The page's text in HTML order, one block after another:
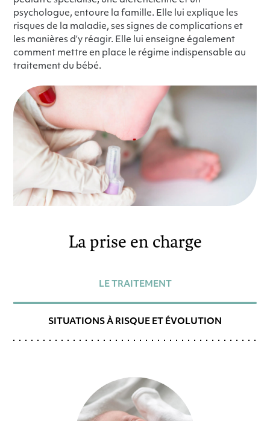
psychologue, entoure la famille. Elle lui explique les
risques de la maladie, ses signes de complications et
les manières d’y réagir. Elle lui enseigne également
comment mettre en place le régime indispensable au
traitement du bébé.
La prise en charge
LE TRAITEMENT
SITUATIONS À RISQUE ET ÉVOLUTION